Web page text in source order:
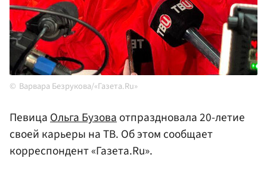
Варвара Безрукова/«Газета.Ru»
ПевицаОльга Бузоваотпраздновала 20-летие
своей карьеры на ТВ. Об этом сообщает
корреспондент «Газета.Ru».